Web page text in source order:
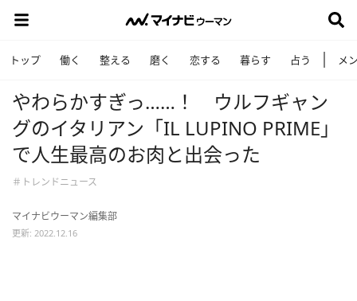
トップ 働く 整える 磨く 恋する 暮らす 占う メ
やわらかすぎっ……！ ウルフギャン
グのイタリアン「IL LUPINO PRIME」
で人生最高のお肉と出会った
＃トレンドニュース
マイナビウーマン編集部
更新: 2022.12.16